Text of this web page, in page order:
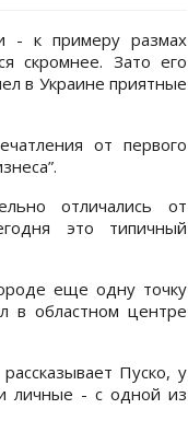
- к примеру размах
скромнее. Зато его
в Украине приятные
от первого
отличались от
это типичный
еще одну точку
в областном центре
Пуско, у
личные - с одной из